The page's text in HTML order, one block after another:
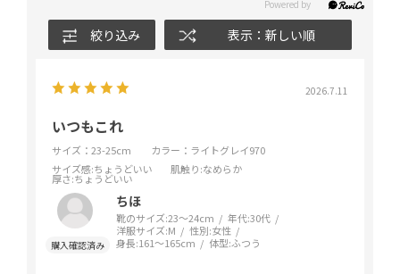
絞り込み 表示：新しい順
2026.7.11
いつもこれ
サイズ：23-25cm
カラー：ライトグレイ970
サイズ感:ちょうどいい 肌触り:なめらか
厚さ:ちょうどいい
ちほ
靴のサイズ:23～24cm 年代:30代
洋服サイズ:M 性別:女性
身長:161～165cm 体型:ふつう